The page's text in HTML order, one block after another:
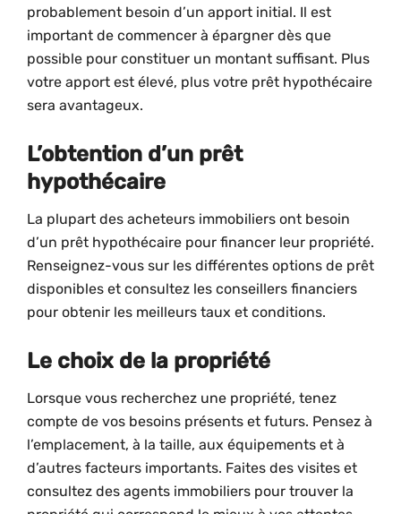
probablement besoin d’un apport initial. Il est
important de commencer à épargner dès que
possible pour constituer un montant suffisant. Plus
votre apport est élevé, plus votre prêt hypothécaire
sera avantageux.
L’obtention d’un prêt
hypothécaire
La plupart des acheteurs immobiliers ont besoin
d’un prêt hypothécaire pour financer leur propriété.
Renseignez-vous sur les différentes options de prêt
disponibles et consultez les conseillers financiers
pour obtenir les meilleurs taux et conditions.
Le choix de la propriété
Lorsque vous recherchez une propriété, tenez
compte de vos besoins présents et futurs. Pensez à
l’emplacement, à la taille, aux équipements et à
d’autres facteurs importants. Faites des visites et
consultez des agents immobiliers pour trouver la